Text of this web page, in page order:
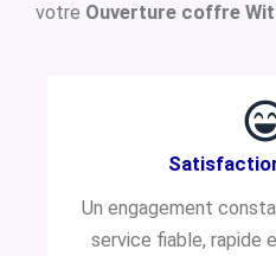
votre Ouverture coffre
Un engagement
service fiable, rapide